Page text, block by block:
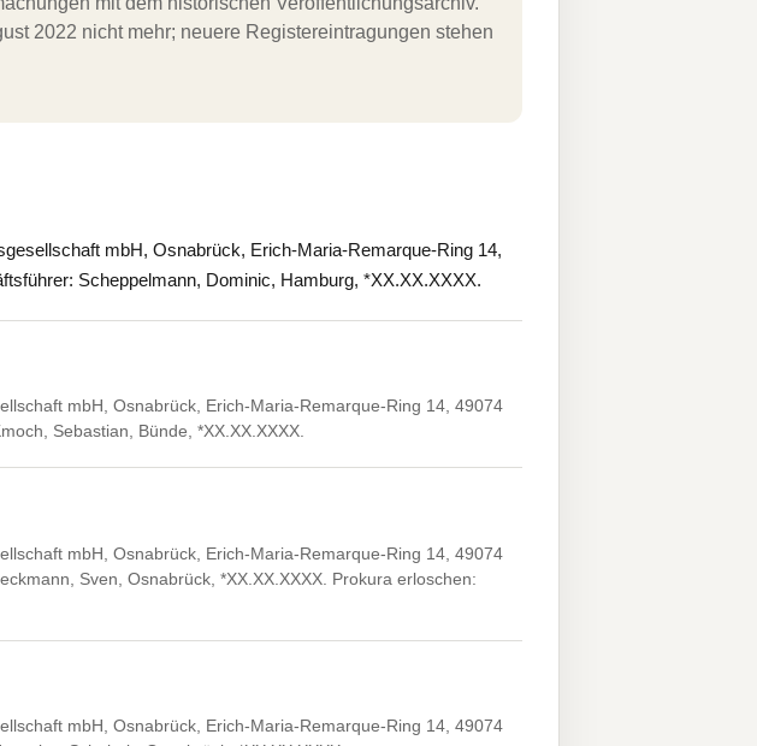
2022 nicht mehr; neuere Registereintragungen stehen
mbH, Osnabrück, Erich-Maria-Remarque-Ring 14,
Scheppelmann, Dominic, Hamburg, *XX.XX.XXXX.
mbH, Osnabrück, Erich-Maria-Remarque-Ring 14, 49074
Sebastian, Bünde, *XX.XX.XXXX.
mbH, Osnabrück, Erich-Maria-Remarque-Ring 14, 49074
Sven, Osnabrück, *XX.XX.XXXX. Prokura erloschen:
mbH, Osnabrück, Erich-Maria-Remarque-Ring 14, 49074